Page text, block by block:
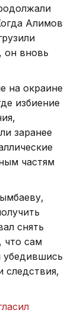
Алимов
он вновь
на окраине
избиение
заранее
частям
снять
что сам
убедившись
следствия,